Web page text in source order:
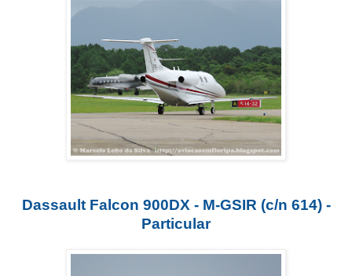
Dassault Falcon 900DX - M-GSIR (c/n 614) -
Particular